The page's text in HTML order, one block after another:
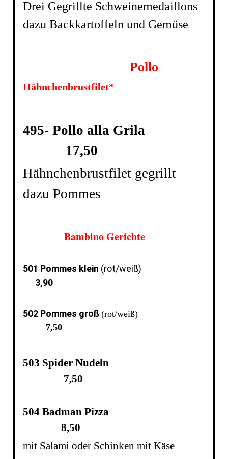
Drei Gegrillte Schweinemedaillons
dazu Backkartoffeln und Gemüse
Pollo
Hähnchenbrustfilet*
495- Pollo alla Grila
17,50
Hähnchenbrustfilet gegrillt
dazu Pommes
Bambino Gerichte
501 Pommes klein (rot/weiß)
3,90
502 Pommes groß (rot/weiß)
7,50
503 Spider Nudeln
7,50
504 Badman Pizza
8,50
mit Salami oder Schinken mit Käse